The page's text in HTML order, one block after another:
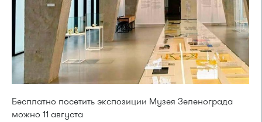
Бесплатно посетить экспозиции Музея Зеленограда
можно 11 августа